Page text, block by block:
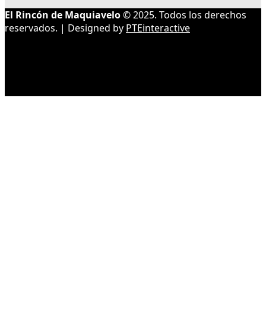
El Rincón de Maquiavelo© 2025. Todos los derechos
reservados. | Designed by PTEinteractive